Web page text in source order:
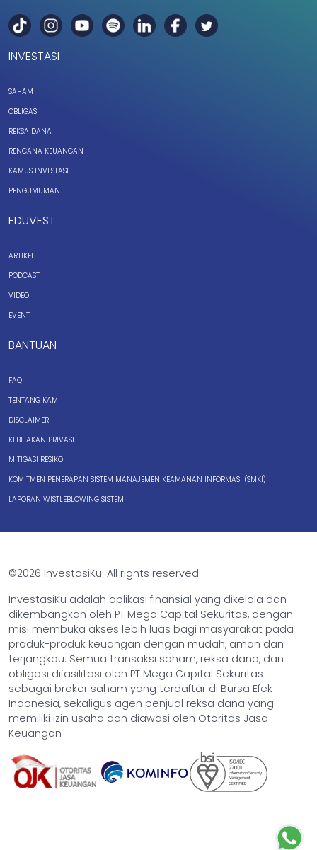
INVESTASI
SAHAM
OBLIGASI
REKSA DANA
RENCANA KEUANGAN
KAMUS INVESTASI
PENGUMUMAN
EDUVEST
ARTIKEL
PODCAST
VIDEO
EVENT
BANTUAN
FAQ
TENTANG KAMI
DISCLAIMER
KEBIJAKAN PRIVASI
MITIGASI RESIKO
KOMITMEN PENERAPAN SISTEM MANAJEMEN KEAMANAN INFORMASI (SMKI)
LAPORAN WISTLEBLOWING SISTEM
©2026 InvestasiKu. All rights reserved.
InvestasiKu adalah aplikasi finansial yang dikelola dan
dikembangkan oleh PT Mega Capital Sekuritas, dengan
misi membuka akses lebih luas bagi masyarakat pada
produk-produk keuangan dengan mudah, aman dan
terjangkau. Semua transaksi saham, reksa dana, dan
obligasi difasilitasi oleh PT Mega Capital Sekuritas
sebagai broker saham yang terdaftar di Bursa Efek
Indonesia, sekaligus agen penjual reksa dana yang
memiliki izin usaha dan diawasi oleh Otoritas Jasa
Keuangan